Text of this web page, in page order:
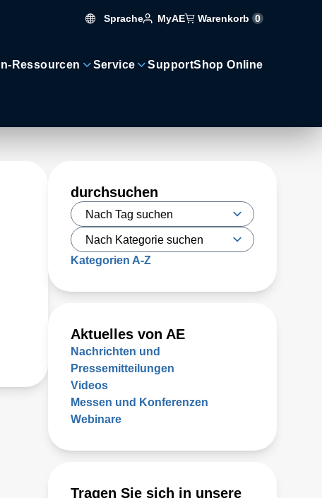
Sprache MyAE Warenkorb 0
Ressourcen Service SupportShop Online
durchsuchen
Kategorien A-Z
Aktuelles von AE
Nachrichten und
Pressemitteilungen
Videos
Messen und Konferenzen
Webinare
Tragen Sie sich in unsere